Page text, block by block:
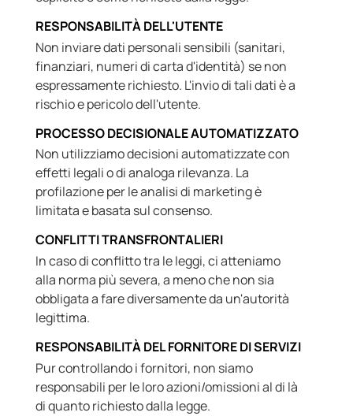
RESPONSABILITÀ DELL'UTENTE
Non inviare dati personali sensibili (sanitari,
finanziari, numeri di carta d'identità) se non
espressamente richiesto. L'invio di tali dati è a
rischio e pericolo dell'utente.
PROCESSO DECISIONALE AUTOMATIZZATO
Non utilizziamo decisioni automatizzate con
effetti legali o di analoga rilevanza. La
profilazione per le analisi di marketing è
limitata e basata sul consenso.
CONFLITTI TRANSFRONTALIERI
In caso di conflitto tra le leggi, ci atteniamo
alla norma più severa, a meno che non sia
obbligata a fare diversamente da un'autorità
legittima.
RESPONSABILITÀ DEL FORNITORE DI SERVIZI
Pur controllando i fornitori, non siamo
responsabili per le loro azioni/omissioni al di là
di quanto richiesto dalla legge.